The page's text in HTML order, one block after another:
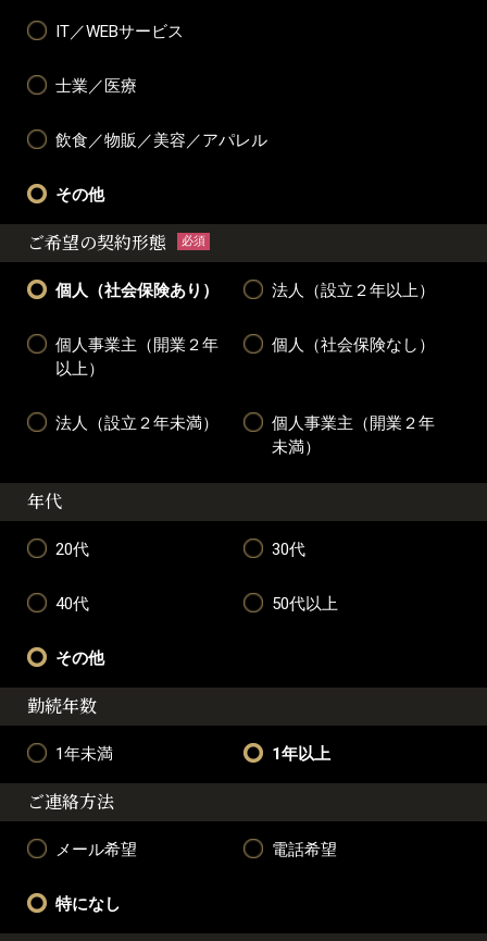
IT／WEBサービス
士業／医療
飲食／物販／美容／アパレル
その他
ご希望の契約形態 必須
個人（社会保険あり） 法人（設立２年以上）
個人事業主（開業２年
以上）
個人（社会保険なし）
法人（設立２年未満）
個人事業主（開業２年
未満）
年代
20代 30代
40代 50代以上
その他
勤続年数
1年未満 1年以上
ご連絡方法
メール希望 電話希望
特になし